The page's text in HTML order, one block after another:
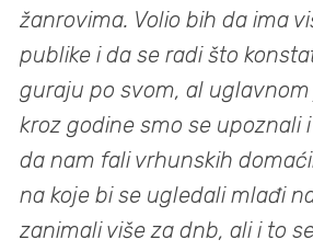
žanrovima. Volio bih da ima
publike i da se radi što
guraju po svom, al
kroz godine smo se upoznali
da nam fali vrhunskih
na koje bi se ugledali mlađi
zanimali više za dnb, ali i to